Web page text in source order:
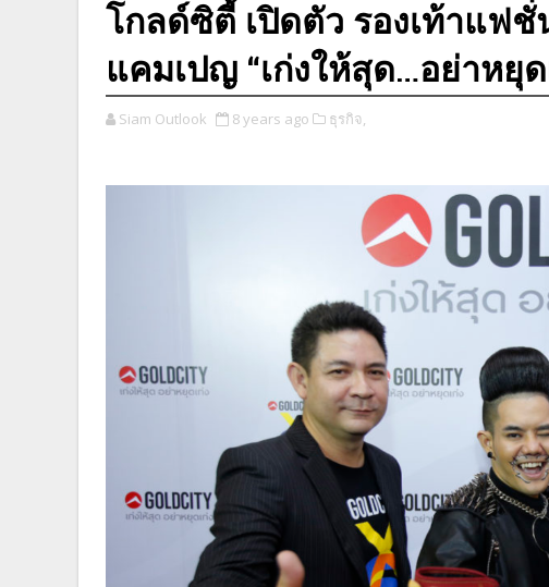
โกลด์ซิตี้ เปิดตัว รองเท้าแฟชั่
แคมเปญ “เก่งให้สุด…อย่าหยุด
Siam Outlook 8 years ago ธุรกิจ,